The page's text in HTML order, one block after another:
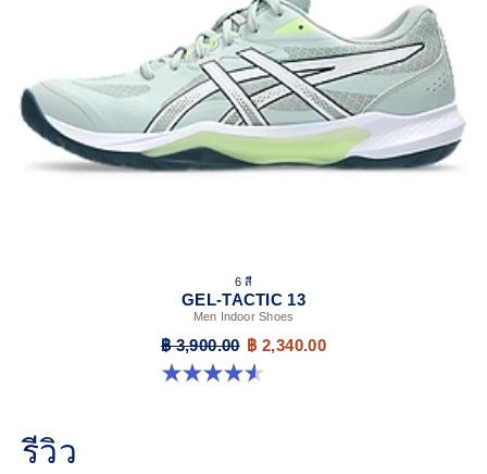
6 สี
GEL-TACTIC 13
Men Indoor Shoes
฿ 3,900.00 ฿ 2,340.00
4.6 จาก 5 ดาว 33 รีวิว